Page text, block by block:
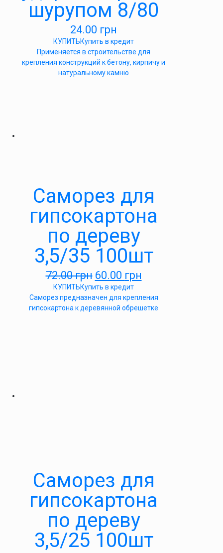
шурупом 8/80
24.00 грн
КУПИТЬКупить в кредит
Применяется в строительстве для
крепления конструкций к бетону, кирпичу и
натуральному камню
Саморез для
гипсокартона
по дереву
3,5/35 100шт
72.00грн 60.00 грн
КУПИТЬКупить в кредит
Саморез предназначен для крепления
гипсокартона к деревянной обрешетке
Саморез для
гипсокартона
по дереву
3,5/25 100шт